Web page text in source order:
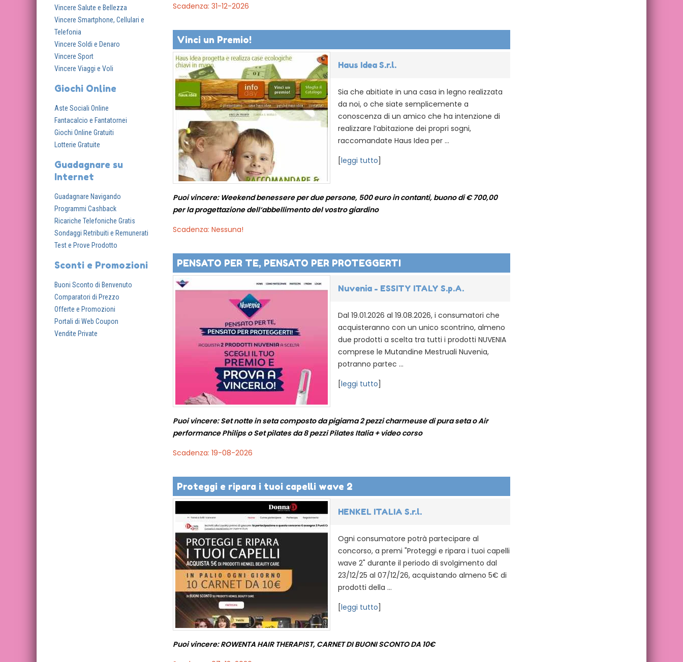
Vincere Salute e Bellezza
Vincere Smartphone, Cellulari e
Telefonia
Vincere Soldi e Denaro
Vincere Sport
Vincere Viaggi e Voli
Giochi Online
Aste Sociali Online
Fantacalcio e Fantatornei
Giochi Online Gratuiti
Lotterie Gratuite
Guadagnare su
Internet
Guadagnare Navigando
Programmi Cashback
Ricariche Telefoniche Gratis
Sondaggi Retribuiti e Remunerati
Test e Prove Prodotto
Sconti e Promozioni
Buoni Sconto di Benvenuto
Comparatori di Prezzo
Offerte e Promozioni
Portali di Web Coupon
Vendite Private
Scadenza: 31-12-2026
Vinci un Premio!
Haus Idea S.r.l.
Sia che abitiate in una casa in legno realizzata
da noi, o che siate semplicemente a
conoscenza di un amico che ha intenzione di
realizzare l’abitazione dei propri sogni,
raccomandate Haus Idea per ...
[leggi tutto]
Puoi vincere: Weekend benessere per due persone, 500 euro in contanti, buono di € 700,00
per la progettazione dell‘abbellimento del vostro giardino
Scadenza: Nessuna!
PENSATO PER TE, PENSATO PER PROTEGGERTI
Nuvenia - ESSITY ITALY S.p.A.
Dal 19.01.2026 al 19.08.2026, i consumatori che
acquisteranno con un unico scontrino, almeno
due prodotti a scelta tra tutti i prodotti NUVENIA
comprese le Mutandine Mestruali Nuvenia,
potranno partec ...
[leggi tutto]
Puoi vincere: Set notte in seta composto da pigiama 2 pezzi charmeuse di pura seta o Air
performance Philips o Set pilates da 8 pezzi Pilates Italia + video corso
Scadenza: 19-08-2026
Proteggi e ripara i tuoi capelli wave 2
HENKEL ITALIA S.r.l.
Ogni consumatore potrà partecipare al
concorso, a premi "Proteggi e ripara i tuoi capelli
wave 2" durante il periodo di svolgimento dal
23/12/25 al 07/12/26, acquistando almeno 5€ di
prodotti della ...
[leggi tutto]
Puoi vincere: ROWENTA HAIR THERAPIST, CARNET DI BUONI SCONTO DA 10€